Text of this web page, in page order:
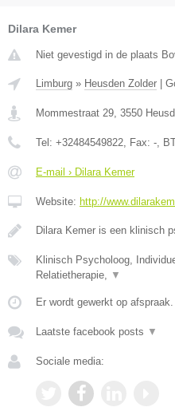
Dilara Kemer
Niet gevestigd in de plaats
Limburg » Heusden Zolder
Mommestraat 29 3550
Tel: +32484549822 , Fax: - ,
E-mail › Dilara Kemer
Website: http://
Dilara Kemer is een klinisch
Klinisch Psycholoog,
Relatietherapie,
▼
Er wordt gewerkt op afspraak.
Laatste facebook posts ▼
Sociale media: